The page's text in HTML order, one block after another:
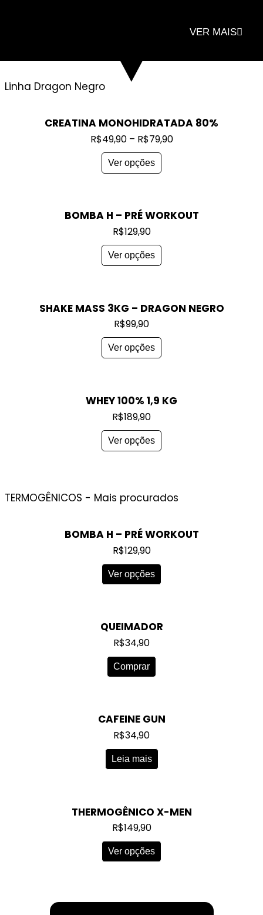
VER MAIS
Linha Dragon Negro
CREATINA MONOHIDRATADA 80%
R$49,90– R$79,90
Ver opções
BOMBA H – PRÉ WORKOUT
R$129,90
Ver opções
SHAKE MASS 3KG – DRAGON NEGRO
R$99,90
Ver opções
WHEY 100% 1,9 KG
R$189,90
Ver opções
TERMOGÊNICOS - Mais procurados
BOMBA H – PRÉ WORKOUT
R$129,90
Ver opções
QUEIMADOR
R$34,90
Comprar
CAFEINE GUN
R$34,90
Leia mais
THERMOGÊNICO X-MEN
R$149,90
Ver opções